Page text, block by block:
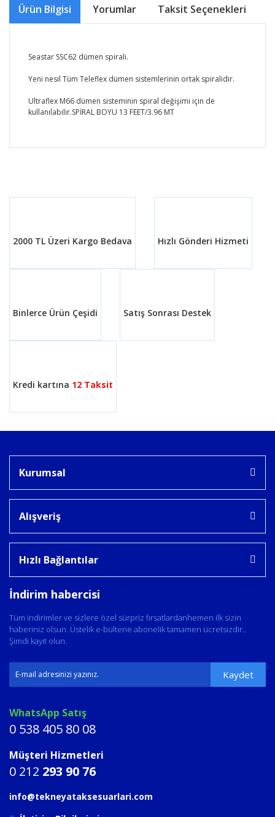
Ürün Bilgisi Yorumlar Taksit Seçenekleri
Seastar SSC62 dümen spirali.
Yeni nesil Tüm Teleflex dümen sistemlerinin ortak spiralidir.
Ultraflex M66 dümen sisteminin spiral değişimi için de
kullanılabilir.SPİRAL BOYU 13 FEET/3.96 MT
Yorum Yaz
Ürün bilgilerinde hatalar bulunuyor.
2000 TL Üzeri Kargo Bedava Hızlı Gönderi Hizmeti
Binlerce Ürün Çeşidi Satış Sonrası Destek
Kredi kartına 12 Taksit
Kurumsal
Alışveriş
Hızlı Bağlantılar
İndirim habercisi
Tüm indirimler ve sizlere özel sürpriz fırsatlardanhemen ilk sizin
haberiniz olsun. Üstelik e-bültene abonelik tamamen ücretsizdir..
Şimdi kayıt olun.
Kaydet
WhatsApp Satış
0 538 405 80 08
Müşteri Hizmetleri
0 212 293 90 76
info@tekneyataksesuarlari.com